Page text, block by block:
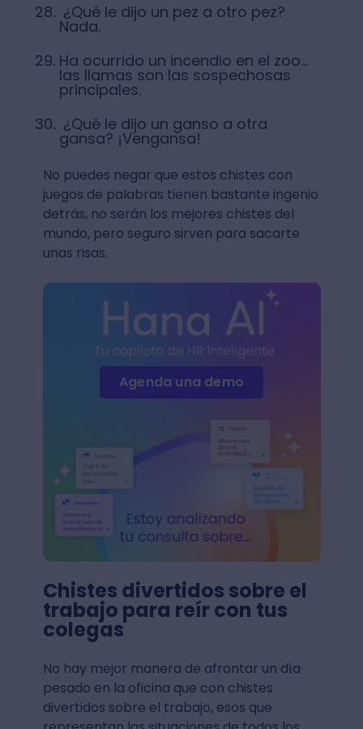
¿Qué le dijo un pez a otro pez?
Nada.
Ha ocurrido un incendio en el zoo…
las llamas son las sospechosas
principales.
¿Qué le dijo un ganso a otra
gansa? ¡Vengansa!
No puedes negar que estos chistes con
juegos de palabras tienen bastante ingenio
detrás, no serán los mejores chistes del
mundo, pero seguro sirven para sacarte
unas risas.
Agenda una demo
Chistes divertidos sobre el
trabajo para reír con tus
colegas
No hay mejor manera de afrontar un día
pesado en la oficina que con chistes
divertidos sobre el trabajo, esos que